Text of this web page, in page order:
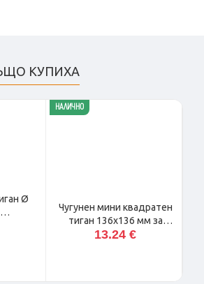
КУПИХА
Ø
НАЛИЧНО
Чугунен мини квадратен
тиган 136x136 мм за
презентационно
13.24 €